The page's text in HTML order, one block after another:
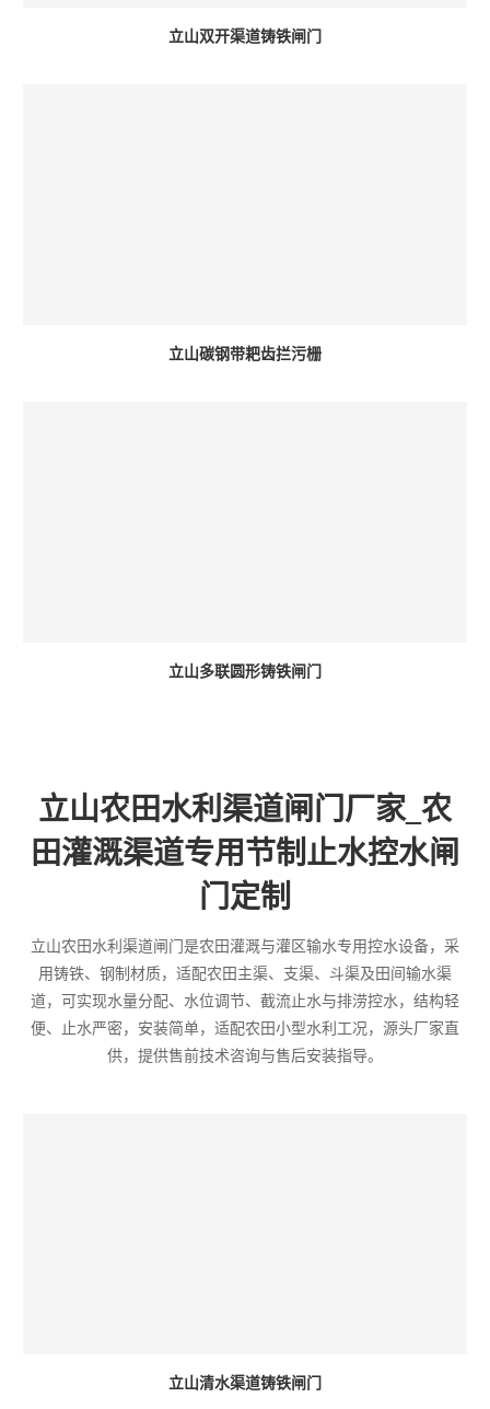
立山双开渠道铸铁闸门
立山碳钢带耙齿拦污栅
立山多联圆形铸铁闸门
立山农田水利渠道闸门厂家_农
田灌溉渠道专用节制止水控水闸
门定制
立山农田水利渠道闸门是农田灌溉与灌区输水专用控水设备，采
用铸铁、钢制材质，适配农田主渠、支渠、斗渠及田间输水渠
道，可实现水量分配、水位调节、截流止水与排涝控水，结构轻
便、止水严密，安装简单，适配农田小型水利工况，源头厂家直
供，提供售前技术咨询与售后安装指导。
立山清水渠道铸铁闸门